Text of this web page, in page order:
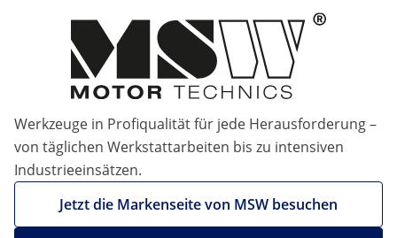
Werkzeuge in Profiqualität für jede Herausforderung –
von täglichen Werkstattarbeiten bis zu intensiven
Industrieeinsätzen.
Jetzt die Markenseite von MSW besuchen